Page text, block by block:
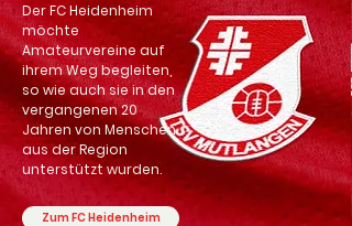
Zum FC Heidenheim
Der FC Heidenheim
möchte
Amateurvereine auf
ihrem Weg begleiten,
so wie auch sie in den
vergangenen 20
Jahren von Menschen
aus der Region
unterstützt wurden.